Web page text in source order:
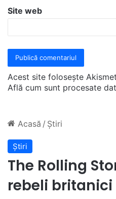
Site web
Acest site folosește
Află cum sunt procesate